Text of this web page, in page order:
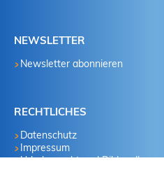
NEWSLETTER
Newsletter abonnieren
RECHTLICHES
Datenschutz
Impressum
Urheberrecht und Bildquellen